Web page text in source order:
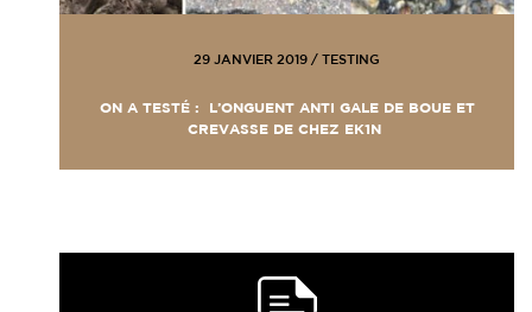
29 JANVIER 2019 / TESTING
ON A TESTÉ : L’ONGUENT ANTI GALE DE BOUE ET
CREVASSE DE CHEZ EK1N